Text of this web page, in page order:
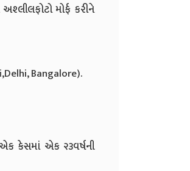
અશ્લીલફોટો મોર્ફ કરીને
Bangalore).
કેસમાં એક ૨૩વર્ષની